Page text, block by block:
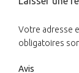
Votre adresse
obligatoires
Avis